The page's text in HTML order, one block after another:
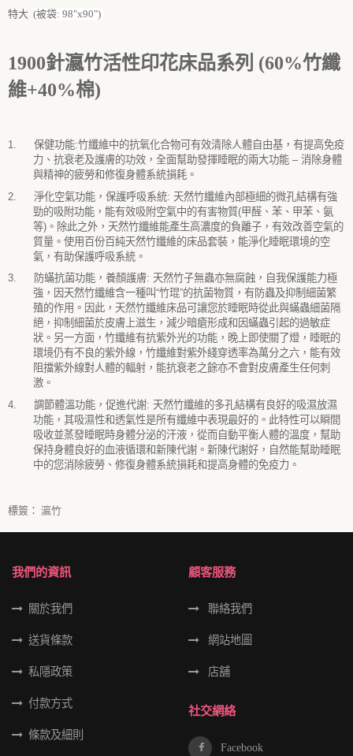
特大 (被袋: 98"x90")
1900針瀛竹活性印花床品系列 (60%竹纖
維+40%棉)
1. 保健功能:竹纖維中的抗氧化合物可有效清除人體自由基，有提高免疫
力、抗衰老及護膚的功效，全面幫助發揮睡眠的兩大功能 – 消除身體
與精神的疲勞和修復身體系統損耗。
2.
淨化空氣功能，保護呼吸系統: 天然竹纖維內部極細的微孔結構有強
勁的吸附功能，能有效吸附空氣中的有害物質(甲醛、苯、甲苯、氨
等) 。除此之外，天然竹纖維能產生高濃度的負離子，有效改善空氣的
質量。使用百份百純天然竹纖維的床品套裝，能淨化睡眠環境的空
氣，有助保護呼吸系統。
3.
防蟎抗菌功能，養顏護膚: 天然竹子無蟲亦無腐蝕，自我保護能力極
強，因天然竹纖維含一種叫“竹琨”的抗菌物質，有防蟲及抑制細菌繁
殖的作用。因此，天然竹纖維床品可讓您於睡眠時從此與蟎蟲細菌隔
絕，抑制細菌於皮膚上滋生，減少暗瘡形成和因蟎蟲引起的過敏症
狀。另一方面，竹纖維有抗紫外光的功能，晚上即使關了燈，睡眠的
環境仍有不良的紫外線，竹纖維對紫外綫穿透率為萬分之六，能有效
阻擋紫外線對人體的輻射，能抗衰老之餘亦不會對皮膚產生任何刺
激。
4.
調節體溫功能，促進代謝: 天然竹纖維的多孔結構有良好的吸濕放濕
功能，其吸濕性和透氣性是所有纖維中表現最好的。此特性可以瞬間
吸收並蒸發睡眠時身體分泌的汗液，從而自動平衡人體的溫度，幫助
保持身體良好的血液循環和新陳代謝。新陳代謝好，自然能幫助睡眠
中的您消除疲勞、修復身體系統損耗和提高身體的免疫力。
標簽： 瀛竹
我們的資訊
關於我們
送貨條款
私隱政策
付款方式
條款及細則
顧客服務
聯絡我們
網站地圖
店舖
社交網絡
Facebook